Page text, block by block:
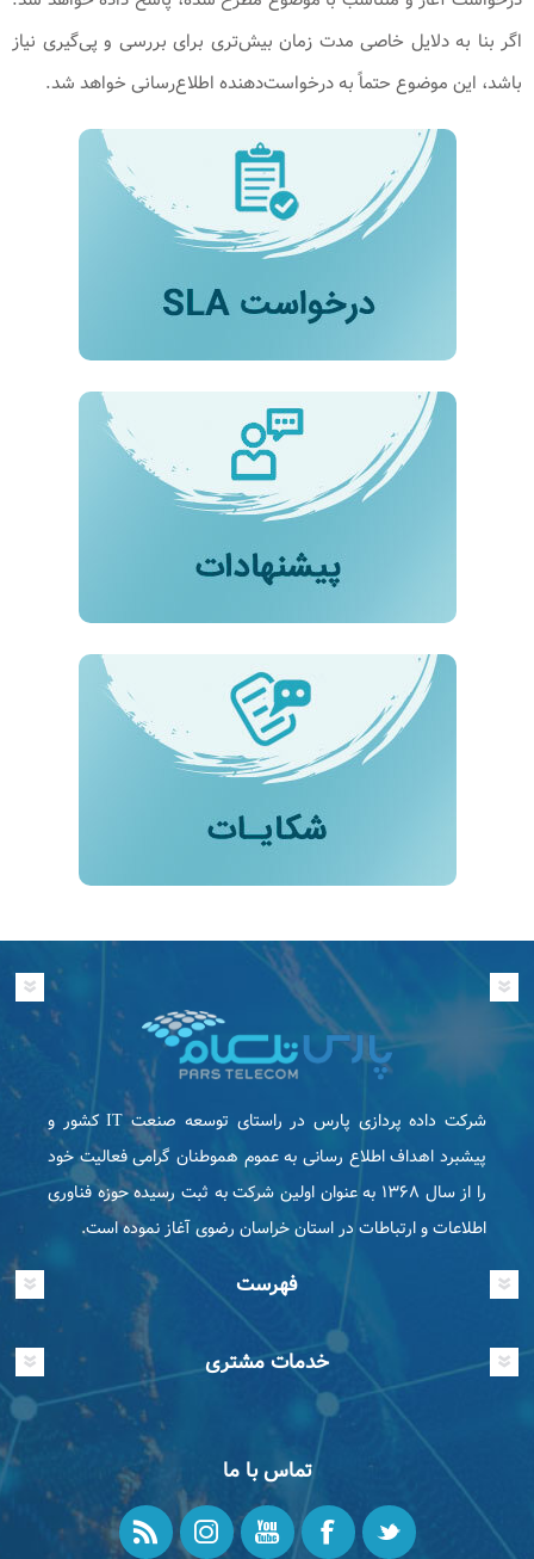
اگر بنا به دلایل خاصی مدت زمان بیش‌تری برای بررسی و پی‌گیری نیاز
باشد، این موضوع حتماً به درخواست‌دهنده اطلاع‌رسانی خواهد شد.
شرکت داده پردازی پارس در راستای توسعه صنعت IT كشور و
پیشبرد اهداف اطلاع رسانی به عموم هموطنان گرامی فعاليت خود
را از سال ۱۳۶۸ به عنوان اولین شرکت به ثبت رسیده حوزه فناوری
اطلاعات و ارتباطات در استان خراسان رضوی آغاز نموده است.
فهرست
خدمات مشتری
تماس با ما